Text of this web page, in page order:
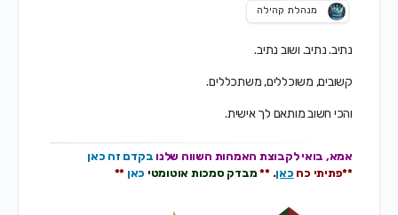
מנהלת קהילה
נתיב. נתיב. ושוב נתיב.
קשובים, משוכללים, משתכללים.
והכי חשוב מותאם לך אישית.
אמא, בואי לקבוצת האמהותהשווה שלנובקדם זה כאן
**פתיתי כחכאן. **מבדק סמכות אוטומטיכאן**